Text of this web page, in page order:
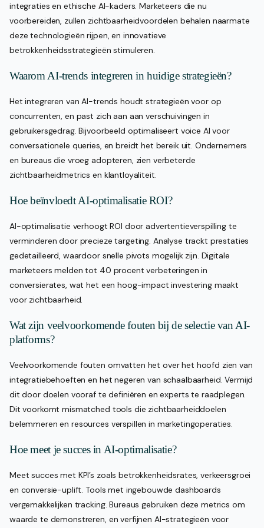
integraties en ethische AI-kaders. Marketeers die nu
voorbereiden, zullen zichtbaarheidvoordelen behalen naarmate
deze technologieën rijpen, en innovatieve
betrokkenheidsstrategieën stimuleren.
Waarom AI-trends integreren in huidige strategieën?
Het integreren van AI-trends houdt strategieën voor op
concurrenten, en past zich aan aan verschuivingen in
gebruikersgedrag. Bijvoorbeeld optimaliseert voice AI voor
conversationele queries, en breidt het bereik uit. Ondernemers
en bureaus die vroeg adopteren, zien verbeterde
zichtbaarheidmetrics en klantloyaliteit.
Hoe beïnvloedt AI-optimalisatie ROI?
AI-optimalisatie verhoogt ROI door advertentieverspilling te
verminderen door precieze targeting. Analyse trackt prestaties
gedetailleerd, waardoor snelle pivots mogelijk zijn. Digitale
marketeers melden tot 40 procent verbeteringen in
conversierates, wat het een hoog-impact investering maakt
voor zichtbaarheid.
Wat zijn veelvoorkomende fouten bij de selectie van AI-
platforms?
Veelvoorkomende fouten omvatten het over het hoofd zien van
integratiebehoeften en het negeren van schaalbaarheid. Vermijd
dit door doelen vooraf te definiëren en experts te raadplegen.
Dit voorkomt mismatched tools die zichtbaarheiddoelen
belemmeren en resources verspillen in marketingoperaties.
Hoe meet je succes in AI-optimalisatie?
Meet succes met KPI’s zoals betrokkenheidsrates, verkeersgroei
en conversie-uplift. Tools met ingebouwde dashboards
vergemakkelijken tracking. Bureaus gebruiken deze metrics om
waarde te demonstreren, en verfijnen AI-strategieën voor